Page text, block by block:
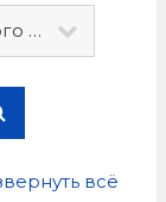
всё